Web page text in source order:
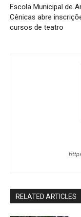
Escola Municipal de
Cênicas abre
cursos de teatro
RELATED ARTICLES